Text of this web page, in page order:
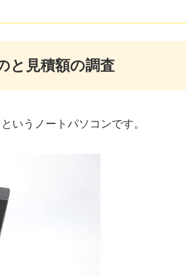
と見積額の調査
というノートパソコンです。